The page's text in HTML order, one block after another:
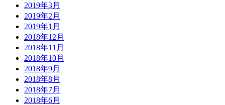
2019年3月
2019年2月
2019年1月
2018年12月
2018年11月
2018年10月
2018年9月
2018年8月
2018年7月
2018年6月